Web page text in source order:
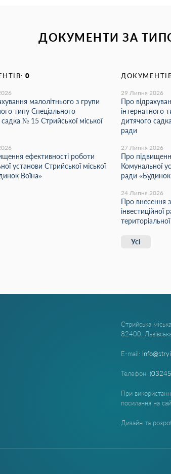
ДОКУМЕНТИ ЗА
0
малолітнього з групи
типу Спеціального
№ 15 Стрийської міської
ефективності роботи
установи Стрийської міської
Воїна»
29 Липня 2026
Про
інтернатного
дитячого
ради
27 Липня 2026
Про
Комунальної
ради «Будинок
24 Липня 2026
Про внесення
інвестиційної
Усі
Стрийська
82400,
E-mail:
Телефон:
При
посилання на
Дизайн та